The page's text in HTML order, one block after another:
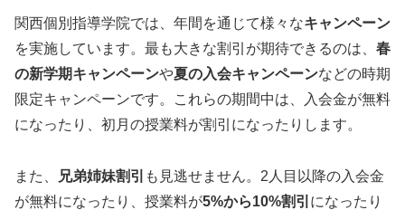
関西個別指導学院では、年間を通じて様々なキャンペーン
を実施しています。最も大きな割引が期待できるのは、 春
の新学期キャンペーンや夏の入会キャンペーンなどの時期
限定キャンペーンです。これらの期間中は、入会金が無料
になったり、初月の授業料が割引になったりします。
また、 兄弟姉妹割引 も見逃せません。2人目以降の入会金
が無料になったり、授業料が5%から10%割引 になったり